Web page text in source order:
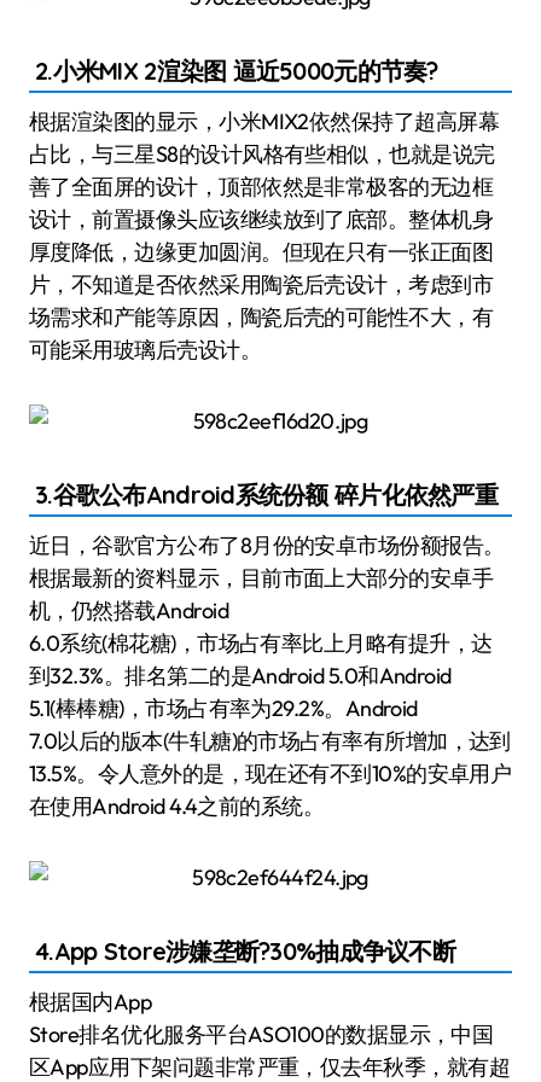
2.小米MIX 2渲染图 逼近5000元的节奏?
根据渲染图的显示，小米MIX2依然保持了超高屏幕
占比，与三星S8的设计风格有些相似，也就是说完
善了全面屏的设计，顶部依然是非常极客的无边框
设计，前置摄像头应该继续放到了底部。整体机身
厚度降低，边缘更加圆润。但现在只有一张正面图
片，不知道是否依然采用陶瓷后壳设计，考虑到市
场需求和产能等原因，陶瓷后壳的可能性不大，有
可能采用玻璃后壳设计。
3.谷歌公布Android系统份额 碎片化依然严重
近日，谷歌官方公布了8月份的安卓市场份额报告。
根据最新的资料显示，目前市面上大部分的安卓手
机，仍然搭载Android
6.0系统(棉花糖)，市场占有率比上月略有提升，达
到32.3%。排名第二的是Android 5.0和Android
5.1(棒棒糖)，市场占有率为29.2%。Android
7.0以后的版本(牛轧糖)的市场占有率有所增加，达到
13.5%。令人意外的是，现在还有不到10%的安卓用户
在使用Android 4.4之前的系统。
4.App Store涉嫌垄断?30%抽成争议不断
根据国内App
Store排名优化服务平台ASO100的数据显示，中国
区App应用下架问题非常严重，仅去年秋季，就有超